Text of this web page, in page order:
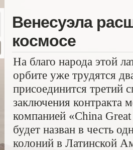
Венесуэла
космосе
На благо народа этой
орбите уже трудятся
присоединится третий
заключения контракта
компанией «China
будет назван в честь
колоний в Латинской